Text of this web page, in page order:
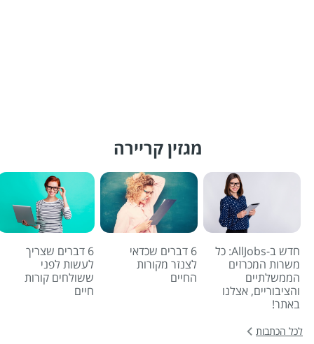
מגזין קריירה
חדש ב-AllJobs: כל
משרות המכרזים
הממשלתיים
והציבוריים, אצלנו
באתר!
6 דברים שכדאי
לצנזר מקורות
החיים
6 דברים שצריך
לעשות לפני
ששולחים קורות
חיים
לכל הכתבות